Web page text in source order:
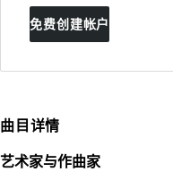
免费创建帐户
曲目详情
艺术家与作曲家